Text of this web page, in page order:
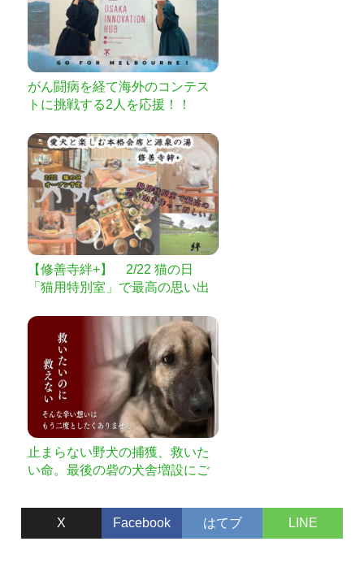
がん闘病を経て海外のコンテス
トに挑戦する2人を応援！！
【修善寺絆+】 2/22 猫の日
「猫用特別室」で最高の思い出
止まらない野犬の捕獲、救いた
い命。最後の砦の犬舎増設にご
X Facebook はてブ LINE